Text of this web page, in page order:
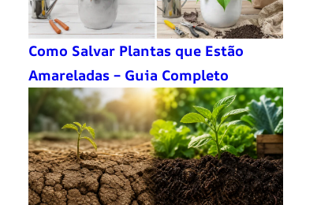
Como Salvar Plantas que Estão
Amareladas – Guia Completo